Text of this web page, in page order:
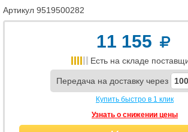
Артикул 9519500282
11 155
Есть на складе
Передача на доставку через 100
Купить быстро в 1 клик
Узнать о снижении цены